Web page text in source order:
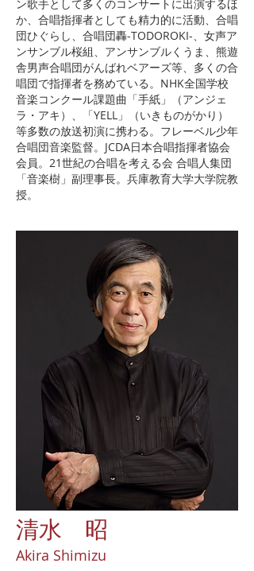
ン歌手として多くのコンサートに出演するほ
か、合唱指揮者としても精力的に活動、合唱
団ひぐらし、合唱団轟-TODOROKI-、女声ア
ンサンブル桜組、アンサンブルくうま、熊遊
舎男声合唱団がんばれベアーズ等、多くの合
唱団で指揮者を務めている。NHK全国学校
音楽コンクール課題曲「手紙」（アンジェ
ラ・アキ）、「YELL」（いきものがかり）
等多数の放送初演に携わる。フレーベル少年
合唱団音楽監督。JCDA日本合唱指揮者協会
会員。21世紀の合唱を考える会 合唱人集団
「音楽樹」副理事長。兵庫教育大学大学院教
授。
清水 昭
Akira Shimizu